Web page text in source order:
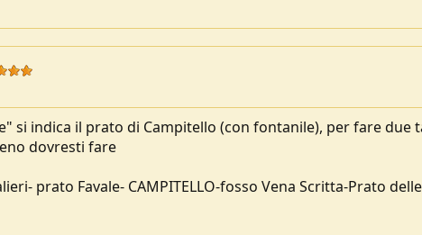
si indica il prato di Campitello (con fontanile), per fare due
dovresti fare
prato Favale- CAMPITELLO-fosso Vena Scritta-Prato delle